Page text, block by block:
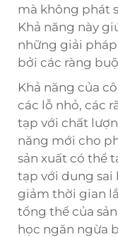
mà không phát
Khả năng này
những giải
bởi các ràng
Khả năng của
các lỗ nhỏ, các
tạp với chất
năng mới cho
sản xuất có thể
tạp với dung sai
giảm thời gian
tổng thể của
học ngăn ngừa